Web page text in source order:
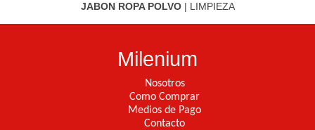
JABON ROPA POLVO| LIMPIEZA
Milenium
Nosotros
Como Comprar
Medios de Pago
Contacto